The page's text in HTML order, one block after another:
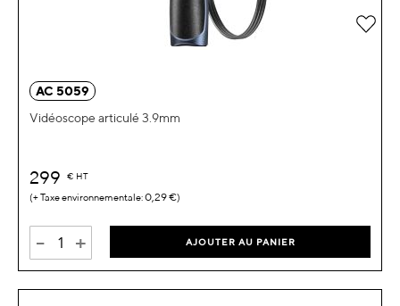
AC 5059
Vidéoscope articulé 3.9mm
299 € HT
0,29 €
- + AJOUTER AU PANIER